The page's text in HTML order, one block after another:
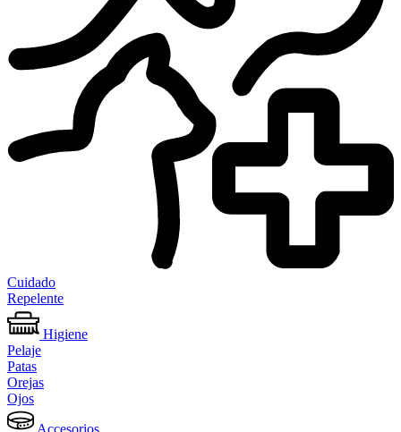
Cuidado
Repelente
Higiene
Pelaje
Patas
Orejas
Ojos
Accesorios